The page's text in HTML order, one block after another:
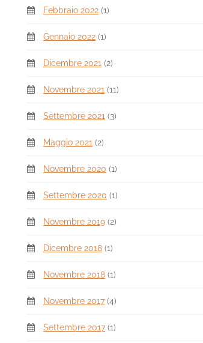
Febbraio 2022 (1)
Gennaio 2022 (1)
Dicembre 2021 (2)
Novembre 2021 (11)
Settembre 2021 (3)
Maggio 2021 (2)
Novembre 2020 (1)
Settembre 2020 (1)
Novembre 2019 (2)
Dicembre 2018 (1)
Novembre 2018 (1)
Novembre 2017 (4)
Settembre 2017 (1)